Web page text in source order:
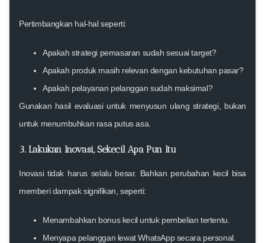
Pertimbangkan hal-hal seperti:
Apakah strategi pemasaran sudah sesuai target?
Apakah produk masih relevan dengan kebutuhan pasar?
Apakah pelayanan pelanggan sudah maksimal?
Gunakan hasil evaluasi untuk menyusun ulang strategi, bukan
untuk menumbuhkan rasa putus asa.
3. Lakukan Inovasi, Sekecil Apa Pun Itu
Inovasi tidak harus selalu besar. Bahkan perubahan kecil bisa
memberi dampak signifikan , seperti:
Menambahkan bonus kecil untuk pembelian tertentu.
Menyapa pelanggan lewat WhatsApp secara personal.